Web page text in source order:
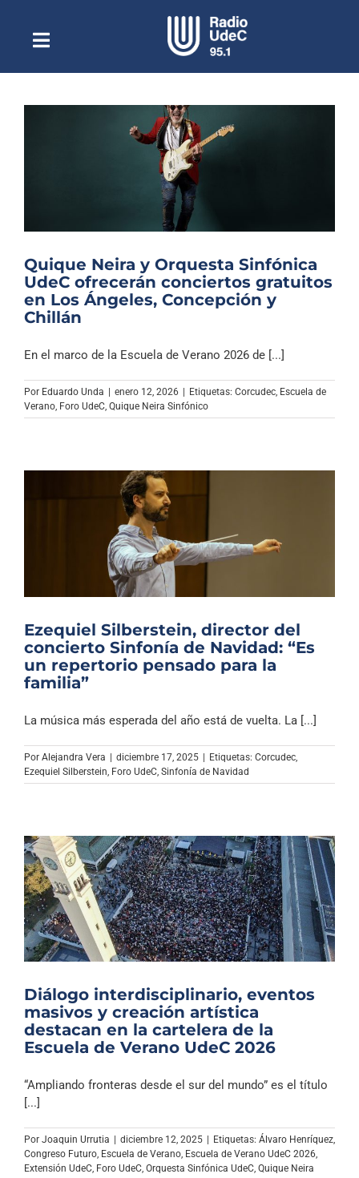
contenidoToggle
NavigationEscuchar Radio UdeC en vivo
Quiénes Somos
Programación
Podcast
Noticias
Columnas
Música Clásica
Quique Neira y Orquesta Sinfónica
UdeC ofrecerán conciertos gratuitos
en Los Ángeles, Concepción y
Chillán
En el marco de la Escuela de Verano 2026 de [...]
Por Eduardo Unda | enero 12, 2026 | Etiquetas: Corcudec Escuela de
Verano Foro UdeC Quique Neira Sinfónico
Ezequiel Silberstein, director del
concierto Sinfonía de Navidad: “Es
un repertorio pensado para la
familia”
La música más esperada del año está de vuelta. La [...]
Por Alejandra Vera | diciembre 17, 2025 | Etiquetas: Corcudec
Ezequiel Silberstein Foro UdeC Sinfonía de Navidad
Diálogo interdisciplinario, eventos
masivos y creación artística
destacan en la cartelera de la
Escuela de Verano UdeC 2026
“Ampliando fronteras desde el sur del mundo” es el título
[...]
Por Joaquin Urrutia diciembre 12, 2025 Etiquetas: Álvaro Henríquez,
Congreso Futuro, Escuela de Verano, Escuela de Verano UdeC 2026,
Extensión UdeC, Foro UdeC, Orquesta Sinfónica UdeC, Quique Neira